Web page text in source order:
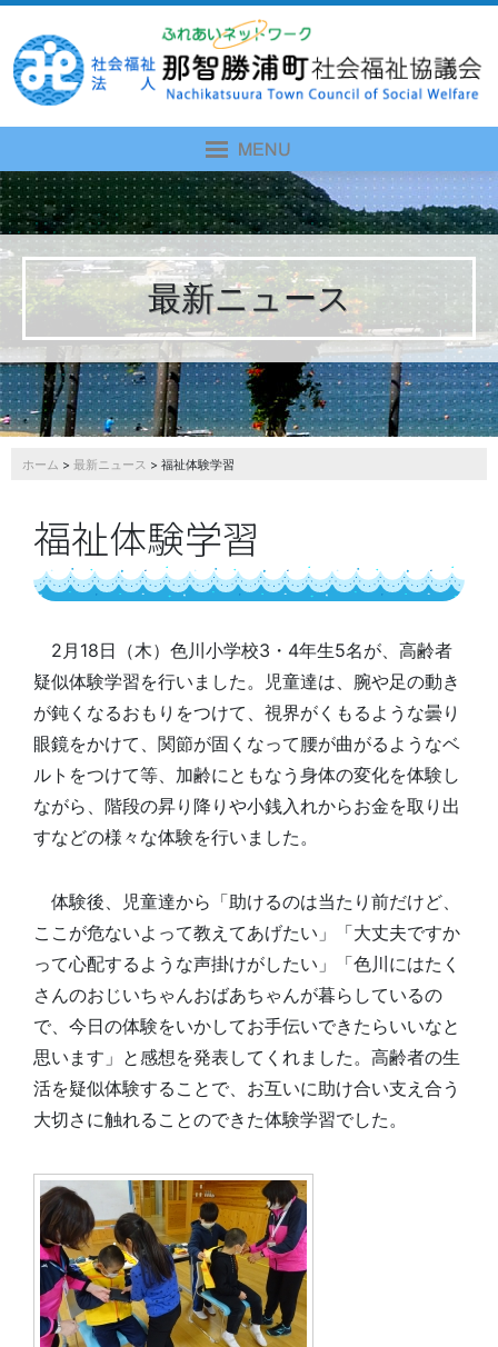
最新ニュース
ホーム > 最新ニュース > 福祉体験学習
福祉体験学習
2月18日（木）色川小学校3・4年生5名が、高齢者
疑似体験学習を行いました。児童達は、腕や足の動き
が鈍くなるおもりをつけて、視界がくもるような曇り
眼鏡をかけて、関節が固くなって腰が曲がるようなベ
ルトをつけて等、加齢にともなう身体の変化を体験し
ながら、階段の昇り降りや小銭入れからお金を取り出
すなどの様々な体験を行いました。
体験後、児童達から「助けるのは当たり前だけど、
ここが危ないよって教えてあげたい」「大丈夫ですか
って心配するような声掛けがしたい」「色川にはたく
さんのおじいちゃんおばあちゃんが暮らしているの
で、今日の体験をいかしてお手伝いできたらいいなと
思います」と感想を発表してくれました。高齢者の生
活を疑似体験することで、お互いに助け合い支え合う
大切さに触れることのできた体験学習でした。